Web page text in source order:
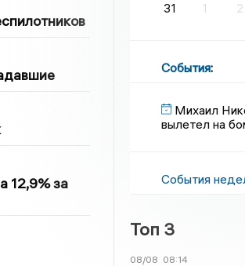
12,9% за
31
1 2
События:
Михаил
вылетел на
События
Топ 3
08/08 08:14